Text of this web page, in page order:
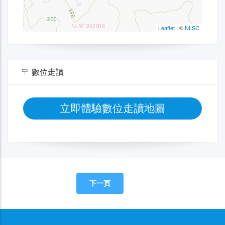
數位走讀
立即體驗數位走讀地圖
下一頁